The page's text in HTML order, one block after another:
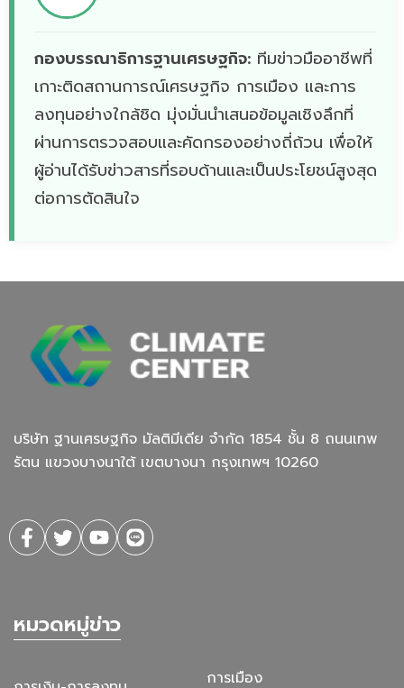
กองบรรณาธิการฐานเศรษฐกิจ: ทีมข่าวมืออาชีพที่
เกาะติดสถานการณ์เศรษฐกิจ การเมือง และการ
ลงทุนอย่างใกล้ชิด มุ่งมั่นนำเสนอข้อมูลเชิงลึกที่
ผ่านการตรวจสอบและคัดกรองอย่างถี่ถ้วน เพื่อให้
ผู้อ่านได้รับข่าวสารที่รอบด้านและเป็นประโยชน์สูงสุด
ต่อการตัดสินใจ
บริษัท ฐานเศรษฐกิจ มัลติมีเดีย จํากัด 1854 ชั้น 8 ถนนเทพ
รัตน แขวงบางนาใต้ เขตบางนา กรุงเทพฯ 10260
หมวดหมู่ข่าว
การเมือง